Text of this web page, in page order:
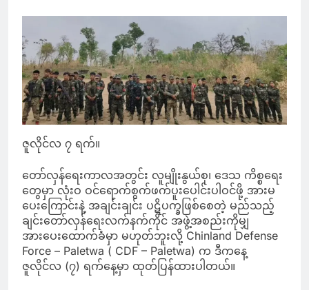
ဇူလိုင်လ ၇ ရက်။
တော်လှန်ရေးကာလအတွင်း လူမျိုးနွယ်စု၊ ဒေသ ကိစ္စရေး
တွေမှာ လုံးဝ ဝင်ရောက်စွက်ဖက်ပူးပေါင်းပါဝင်ဖို့ အားမ
ပေးကြောင်းနဲ့ အချင်းချင်း ပဋိပက္ခဖြစ်စေတဲ့ မည်သည့်
ချင်းတော်လှန်ရေးလက်နက်ကိုင် အဖွဲ့အစည်းကိုမျှ
အားပေးထောက်ခံမှာ မဟုတ်ဘူးလို့ Chinland Defense
Force – Paletwa ( CDF – Paletwa) က ဒီကနေ့
ဇူလိုင်လ (၇) ရက်နေ့မှာ ထုတ်ပြန်ထားပါတယ်။